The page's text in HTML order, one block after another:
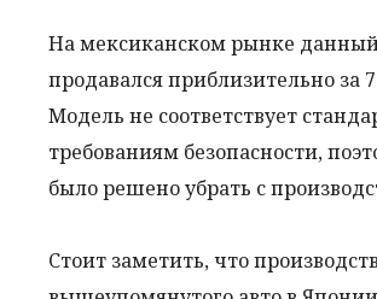
На мексиканском рынке
продавался приблизительно за
Модель не соответствует
требованиям безопасности,
было решено убрать с
Стоит заметить, что